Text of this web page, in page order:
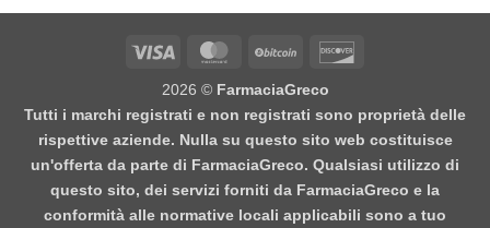
Visa MasterCardBitCoin
2026 © FarmaciaGreco
Tutti i marchi registrati e non registrati sono proprietà delle
rispettive aziende. Nulla su questo sito web costituisce
un'offerta da parte di FarmaciaGreco. Qualsiasi utilizzo di
questo sito, dei servizi forniti da FarmaciaGreco e la
conformità alle normative locali applicabili sono a tuo